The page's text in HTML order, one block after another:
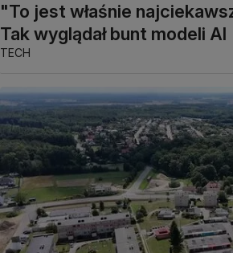
"To jest właśnie
Tak wyglądał bunt modeli AI
TECH